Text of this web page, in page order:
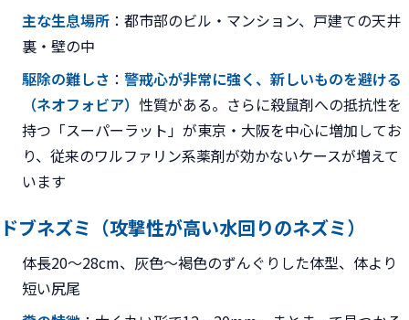
主な生息場所 ：都市部のビル・マンション、戸建ての天井
裏・壁の中
駆除の難しさ ： 警戒心が非常に強く、新しいものを避ける
（ネオフォビア） 性質がある。さらに殺鼠剤への抵抗性を
持つ「スーパーラット」が東京・大阪を中心に増加してお
り、従来のワルファリン系薬剤が効かないケースが増えて
います
ドブネズミ（攻撃性が高い水回りのネズミ）
体長20〜28cm、灰色〜褐色のずんぐりした体型、体より
短い尻尾